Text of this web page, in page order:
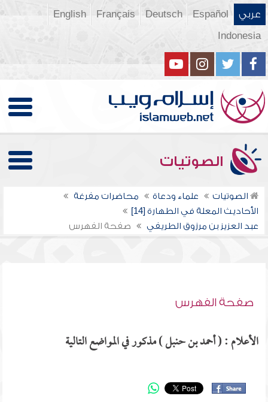
عربي Español
Deutsch
Français
English
Indonesia
الصوتيات
الصوتيات علماء ودعاة
محاضرات مفرغة
الأحاديث المعلة في الطهارة [14]
عبد العزيز بن مرزوق الطريفي
صفحة الفهرس
صفحة الفهرس
الأعلام : ( أحمد بن حنبل ) مذكور في المواضع التالية